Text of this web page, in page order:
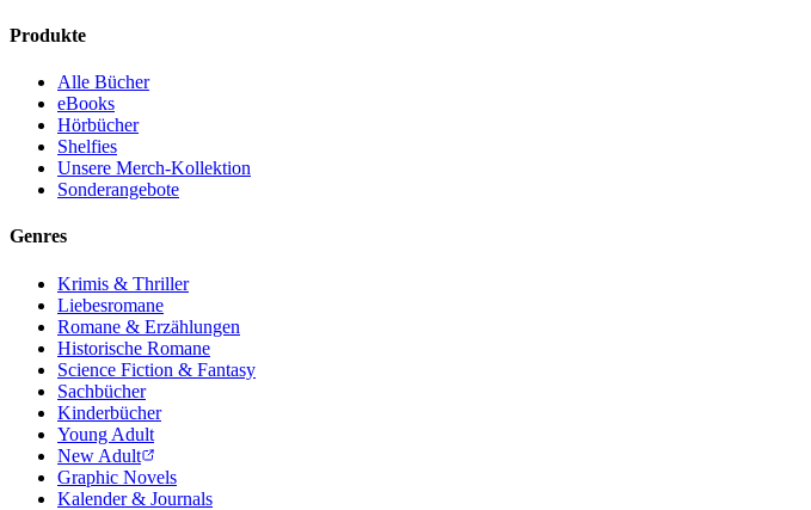
Produkte
Alle Bücher
eBooks
Hörbücher
Shelfies
Unsere Merch-Kollektion
Sonderangebote
Genres
Krimis & Thriller
Liebesromane
Romane & Erzählungen
Historische Romane
Science Fiction & Fantasy
Sachbücher
Kinderbücher
Young Adult
New Adult
Graphic Novels
Kalender & Journals